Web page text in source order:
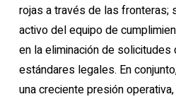
rojas a través de las fronteras;
activo del equipo de
en la eliminación de
estándares legales. En
una creciente presión